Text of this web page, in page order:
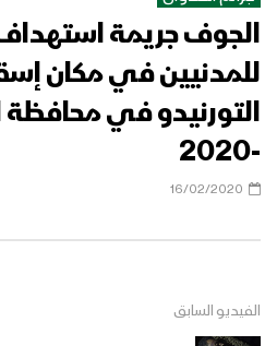
الجوف جريمة
للمدنيين في مكان
-2020
16/02/2020
الفيديو السابق